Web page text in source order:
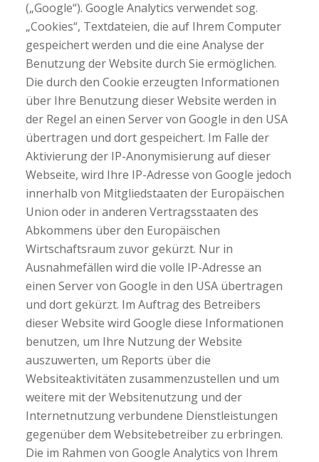
(„Google“). Google Analytics verwendet sog.
„Cookies“, Textdateien, die auf Ihrem Computer
gespeichert werden und die eine Analyse der
Benutzung der Website durch Sie ermöglichen.
Die durch den Cookie erzeugten Informationen
über Ihre Benutzung dieser Website werden in
der Regel an einen Server von Google in den USA
übertragen und dort gespeichert. Im Falle der
Aktivierung der IP-Anonymisierung auf dieser
Webseite, wird Ihre IP-Adresse von Google jedoch
innerhalb von Mitgliedstaaten der Europäischen
Union oder in anderen Vertragsstaaten des
Abkommens über den Europäischen
Wirtschaftsraum zuvor gekürzt. Nur in
Ausnahmefällen wird die volle IP-Adresse an
einen Server von Google in den USA übertragen
und dort gekürzt. Im Auftrag des Betreibers
dieser Website wird Google diese Informationen
benutzen, um Ihre Nutzung der Website
auszuwerten, um Reports über die
Websiteaktivitäten zusammenzustellen und um
weitere mit der Websitenutzung und der
Internetnutzung verbundene Dienstleistungen
gegenüber dem Websitebetreiber zu erbringen.
Die im Rahmen von Google Analytics von Ihrem